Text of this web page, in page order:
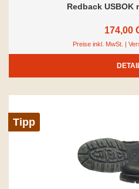
Redback USBOK
174,00
Preise inkl. MwSt. |
Tipp